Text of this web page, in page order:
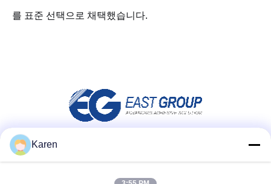
를 표준 선택으로 채택했습니다.
Karen